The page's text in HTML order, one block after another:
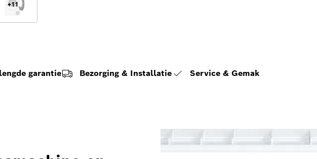
+11
garantie Bezorging & Installatie Service & Gemak